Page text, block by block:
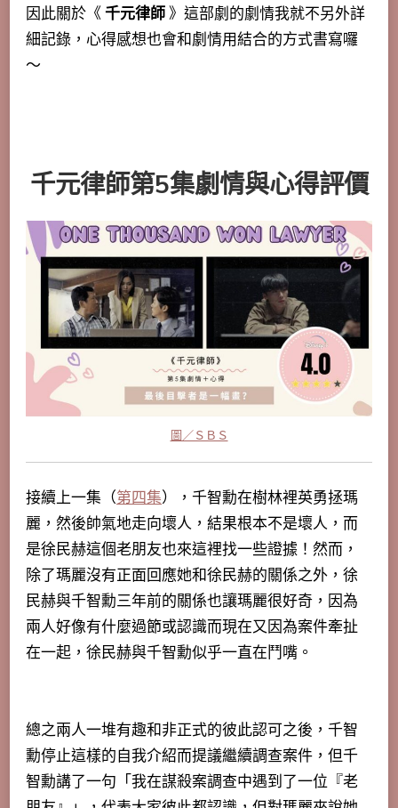
因此關於《千元律師》這部劇的劇情我就不另外詳
細記錄，心得感想也會和劇情用結合的方式書寫囉
～
千元律師第5集劇情與心得評價
圖／ＳＢＳ
接續上一集（第四集），千智勳在樹林裡英勇拯瑪
麗，然後帥氣地走向壞人，結果根本不是壞人，而
是徐民赫這個老朋友也來這裡找一些證據！然而，
除了瑪麗沒有正面回應她和徐民赫的關係之外，徐
民赫與千智勳三年前的關係也讓瑪麗很好奇，因為
兩人好像有什麼過節或認識而現在又因為案件牽扯
在一起，徐民赫與千智勳似乎一直在鬥嘴。
總之兩人一堆有趣和非正式的彼此認可之後，千智
勳停止這樣的自我介紹而提議繼續調查案件，但千
智勳講了一句「我在謀殺案調查中遇到了一位『老